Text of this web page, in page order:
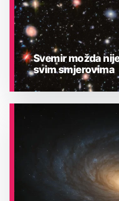
ASTRONOMIJA
Svemir možda
svim smjerovima